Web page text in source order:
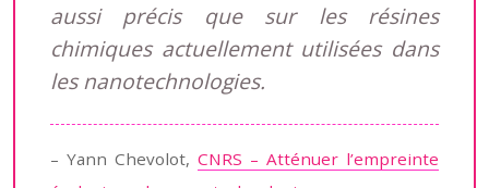
aussi précis que sur les résines
chimiques actuellement utilisées dans
les nanotechnologies.
– Yann Chevolot, CNRS – Atténuer l’empreinte